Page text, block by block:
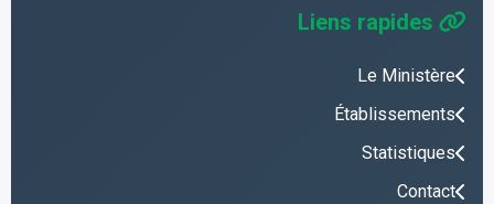
Liens rapides
Le Ministère
Établissements
Statistiques
Contact